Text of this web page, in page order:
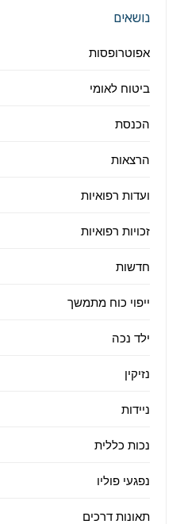
נושאים
אפוטרופסות
ביטוח לאומי
הכנסת
הרצאות
ועדות רפואיות
זכויות רפואיות
חדשות
ייפוי כוח מתמשך
ילד נכה
נזיקין
ניידות
נכות כללית
נפגעי פוליו
תאונות דרכים